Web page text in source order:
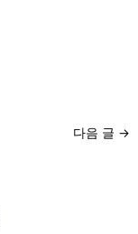
다음 글 →